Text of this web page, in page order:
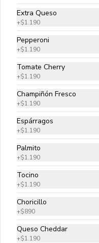
Extra Queso
+$1.190
Pepperoni
+$1.190
Tomate Cherry
+$1.190
Champiñón Fresco
+$1.190
Espárragos
+$1.190
Palmito
+$1.190
Tocino
+$1.190
Choricillo
+$890
Queso Cheddar
+$1.190